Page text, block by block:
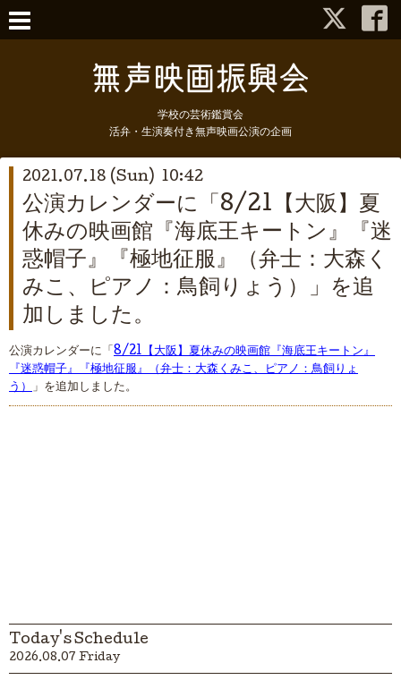
学校の芸術鑑賞会
活弁・生演奏付き無声映画公演の企画
2021.07.18 (Sun) 10:42
公演カレンダーに「8/21【大阪】夏
休みの映画館『海底王キートン』『迷
惑帽子』『極地征服』（弁士：大森く
みこ、ピアノ：鳥飼りょう）」を追
加しました。
公演カレンダーに「 8/21【大阪】夏休みの映画館『海底王キートン』
『迷惑帽子』『極地征服』（弁士：大森くみこ、ピアノ：鳥飼りょ
う） 」を追加しました。
Today's Schedule
2026.08.07 Friday